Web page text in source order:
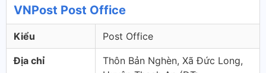
VNPost Post Office
Kiểu Post Office
Địa chỉ
Thôn Bản Nghèn, Xã Đức Long,